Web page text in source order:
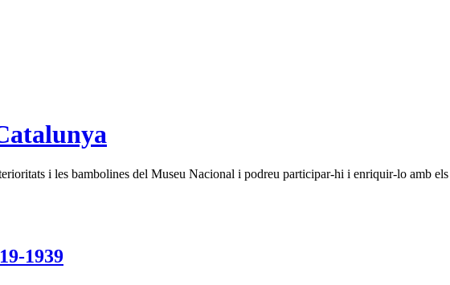
i les bambolines del Museu Nacional i podreu participar-hi i enriquir-lo amb
1939